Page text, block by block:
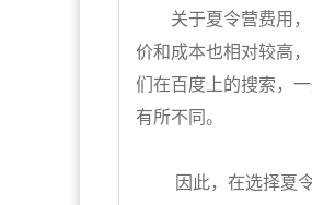
关于夏令营费用，
价和成本也相对较高
们在百度上的搜索，
有所不同。
因此，在选择夏令